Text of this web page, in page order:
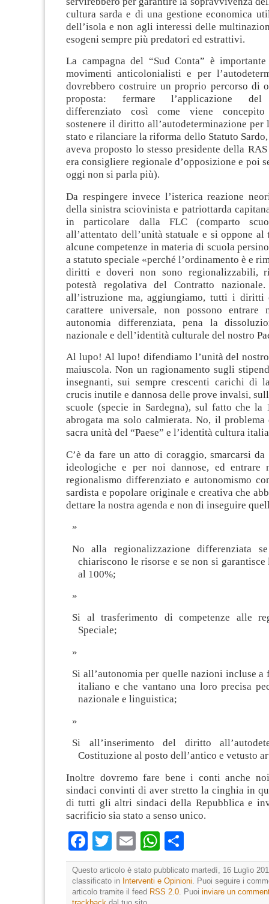
cultura sarda e di una gestione economica
dell’isola e non agli interessi delle
esogeni sempre più predatori ed estrattivi.
La campagna del “Sud Conta” è
movimenti anticolonialisti e per
dovrebbero costruire un proprio percorso di
proposta: fermare l’applicazione del
differenziato così come viene
sostenere il diritto all’autodeterminazione per
stato e rilanciare la riforma dello Statuto
aveva proposto lo stesso presidente della
era consigliere regionale d’opposizione e poi
oggi non si parla più).
Da respingere invece l’isterica reazione
della sinistra sciovinista e patriottarda
in particolare dalla FLC (comparto
all’attentato dell’unità statuale e si oppone
alcune competenze in materia di scuola
a statuto speciale «perché l’ordinamento è e
diritti e doveri non sono regionalizzabili,
potestà regolativa del Contratto
all’istruzione ma, aggiungiamo, tutti i diritti
carattere universale, non possono entrare
autonomia differenziata, pena la
nazionale e dell’identità culturale del nostro
Al lupo! Al lupo! difendiamo l’unità del nostro
maiuscola. Non un ragionamento sugli
insegnanti, sui sempre crescenti carichi di
crucis inutile e dannosa delle prove invalsi,
scuole (specie in Sardegna), sul fatto che la
abrogata ma solo calmierata. No, il
sacra unità del “Paese” e l’identità cultura
C’è da fare un atto di coraggio, smarcarsi
ideologiche e per noi dannose, ed entrare
regionalismo differenziato e autonomismo
sardista e popolare originale e creativa che
dettare la nostra agenda e non di inseguire
No alla regionalizzazione differenziata
chiariscono le risorse e se non si garantisce
al 100%;
Si al trasferimento di competenze alle
Speciale;
Si all’autonomia per quelle nazioni incluse a
italiano e che vantano una loro precisa
nazionale e linguistica;
Si all’inserimento del diritto
Costituzione al posto dell’antico e vetusto
Inoltre dovremo fare bene i conti anche
sindaci convinti di aver stretto la cinghia in
di tutti gli altri sindaci della Repubblica e
sacrificio sia stato a senso unico.
Facebook
TwitterEmailWhatsApp
Questo articolo è stato pubblicato martedì, 16 Luglio
classificato in Interventi e Opinioni . Puoi seguire i
articolo tramite il feed RSS 2.0 . Puoi inviare un